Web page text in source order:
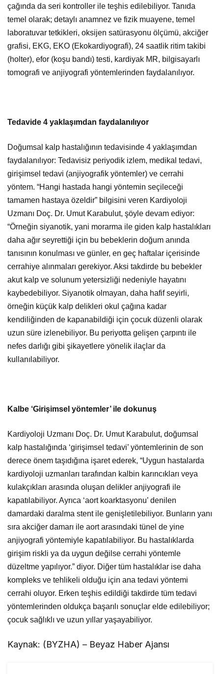
çağında da seri kontroller ile teşhis edilebiliyor. Tanıda
temel olarak; detaylı anamnez ve fizik muayene, temel
laboratuvar tetkikleri, oksijen satürasyonu ölçümü, akciğer
grafisi, EKG, EKO (Ekokardiyografi), 24 saatlik ritim takibi
(holter), efor (koşu bandı) testi, kardiyak MR, bilgisayarlı
tomografi ve anjiyografi yöntemlerinden faydalanılıyor.
Tedavide 4 yaklaşımdan faydalanılıyor
Doğumsal kalp hastalığının tedavisinde 4 yaklaşımdan
faydalanılıyor: Tedavisiz periyodik izlem, medikal tedavi,
girişimsel tedavi (anjiyografik yöntemler) ve cerrahi
yöntem. “Hangi hastada hangi yöntemin seçileceği
tamamen hastaya özeldir” bilgisini veren Kardiyoloji
Uzmanı Doç. Dr. Umut Karabulut, şöyle devam ediyor:
“Örneğin siyanotik, yani morarma ile giden kalp hastalıkları
daha ağır seyrettiği için bu bebeklerin doğum anında
tanısının konulması ve günler, en geç haftalar içerisinde
cerrahiye alınmaları gerekiyor. Aksi takdirde bu bebekler
akut kalp ve solunum yetersizliği nedeniyle hayatını
kaybedebiliyor. Siyanotik olmayan, daha hafif seyirli,
örneğin küçük kalp delikleri okul çağına kadar
kendiliğinden de kapanabildiği için çocuk düzenli olarak
uzun süre izlenebiliyor. Bu periyotta gelişen çarpıntı ile
nefes darlığı gibi şikayetlere yönelik ilaçlar da
kullanılabiliyor.
Kalbe ‘Girişimsel yöntemler’ ile dokunuş
Kardiyoloji Uzmanı Doç. Dr. Umut Karabulut, doğumsal
kalp hastalığında ‘girişimsel tedavi’ yöntemlerinin de son
derece önem taşıdığına işaret ederek, “Uygun hastalarda
kardiyoloji uzmanları tarafından kalbin karıncıkları veya
kulakçıkları arasında oluşan delikler anjiyografi ile
kapatılabiliyor. Ayrıca ‘aort koarktasyonu’ denilen
damardaki daralma stent ile genişletilebiliyor. Bunların yanı
sıra akciğer damarı ile aort arasındaki tünel de yine
anjiyografi yöntemiyle kapatılabiliyor. Bu hastalıklarda
girişim riskli ya da uygun değilse cerrahi yöntemle
düzeltme yapılıyor.” diyor. Diğer tüm hastalıklar ise daha
kompleks ve tehlikeli olduğu için ana tedavi yöntemi
cerrahi oluyor. Erken teşhis edildiği takdirde tüm tedavi
yöntemlerinden oldukça başarılı sonuçlar elde edilebiliyor;
çocuk sağlıklı ve uzun yıllar yaşayabiliyor.
Kaynak: (BYZHA) – Beyaz Haber Ajansı